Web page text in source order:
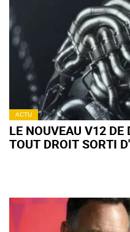
ACTU
LE NOUVEAU V12
TOUT DROIT SORTI